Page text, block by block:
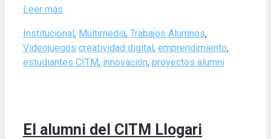
Leer más
Categories
Institucional , Multimedia, Trabajos Alumnos,
Videojuegos Tags
creatividad digital , emprendimiento,
estudiantes CITM, innovación, proyectos alumni
El alumni del CITM Llogari